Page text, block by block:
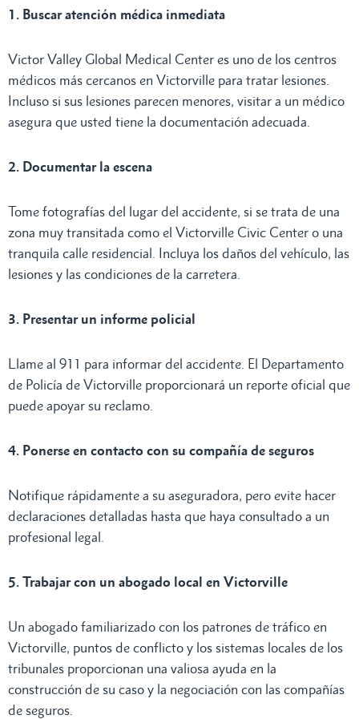
1. Buscar atención médica inmediata
Victor Valley Global Medical Center es uno de los centros
médicos más cercanos en Victorville para tratar lesiones.
Incluso si sus lesiones parecen menores, visitar a un médico
asegura que usted tiene la documentación adecuada.
2. Documentar la escena
Tome fotografías del lugar del accidente, si se trata de una
zona muy transitada como el Victorville Civic Center o una
tranquila calle residencial. Incluya los daños del vehículo, las
lesiones y las condiciones de la carretera.
3. Presentar un informe policial
Llame al 911 para informar del accidente. El Departamento
de Policía de Victorville proporcionará un reporte oficial que
puede apoyar su reclamo.
4. Ponerse en contacto con su compañía de seguros
Notifique rápidamente a su aseguradora, pero evite hacer
declaraciones detalladas hasta que haya consultado a un
profesional legal.
5. Trabajar con un abogado local en Victorville
Un abogado familiarizado con los patrones de tráfico en
Victorville, puntos de conflicto y los sistemas locales de los
tribunales proporcionan una valiosa ayuda en la
construcción de su caso y la negociación con las compañías
de seguros.